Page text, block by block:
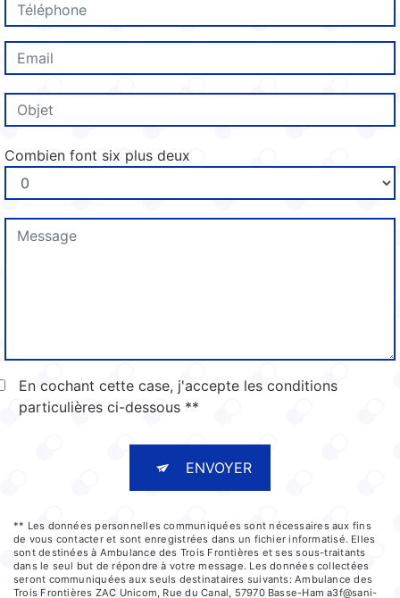
Combien font six plus deux
En cochant cette case, j'accepte les conditions
particulières ci-dessous **
ENVOYER
** Les données personnelles communiquées sont nécessaires aux fins
de vous contacter et sont enregistrées dans un fichier informatisé. Elles
sont destinées à Ambulance des Trois Frontières et ses sous-traitants
dans le seul but de répondre à votre message. Les données collectées
seront communiquées aux seuls destinataires suivants: Ambulance des
Trois Frontières ZAC Unicom, Rue du Canal, 57970 Basse-Ham a3f@sani-